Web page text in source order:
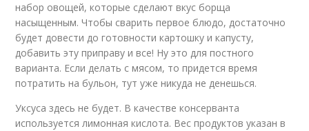
набор овощей, которые сделают вкус борща
насыщенным. Чтобы сварить первое блюдо, достаточно
будет довести до готовности картошку и капусту,
добавить эту приправу и все! Ну это для постного
варианта. Если делать с мясом, то придется время
потратить на бульон, тут уже никуда не денешься.
Уксуса здесь не будет. В качестве консерванта
используется лимонная кислота. Вес продуктов указан в